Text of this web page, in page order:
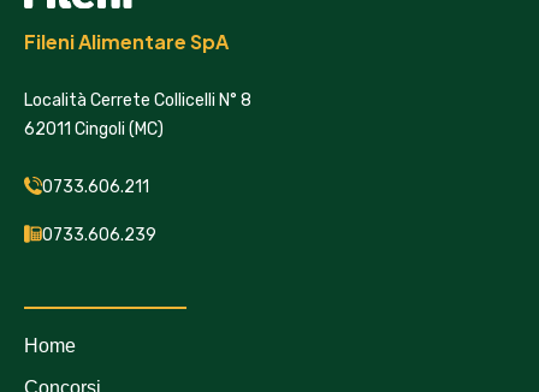
Fileni Alimentare SpA
Località Cerrete Collicelli N° 8
62011 Cingoli (MC)
0733.606.211
0733.606.239
Home
Concorsi